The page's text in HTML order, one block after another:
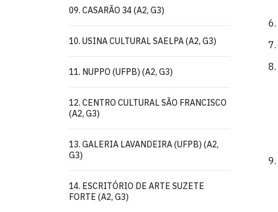
09. CASARÃO 34 (A2, G3)
10. USINA CULTURAL SAELPA (A2, G3)
11. NUPPO (UFPB) (A2, G3)
12. CENTRO CULTURAL SÃO FRANCISCO
(A2, G3)
13. GALERIA LAVANDEIRA (UFPB) (A2,
G3)
14. ESCRITÓRIO DE ARTE SUZETE
FORTE (A2, G3)